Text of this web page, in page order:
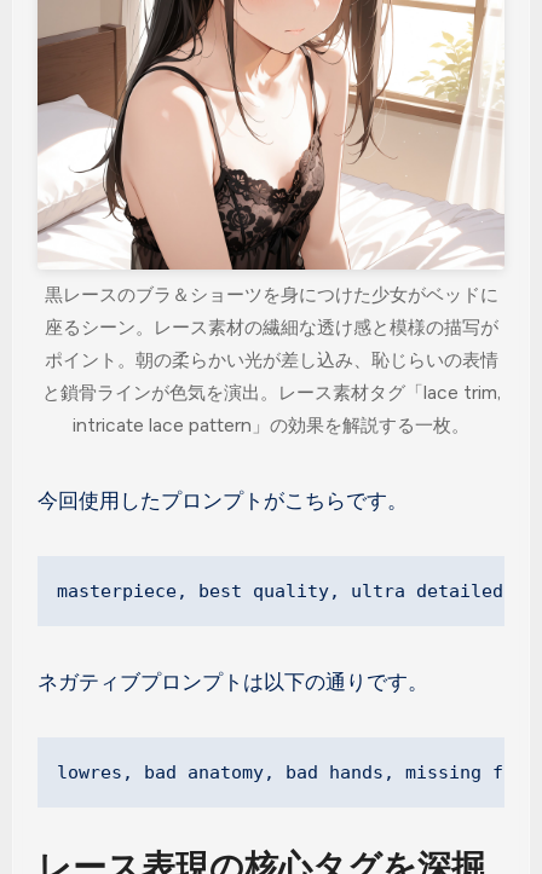
黒レースのブラ＆ショーツを身につけた少女がベッドに
座るシーン。レース素材の繊細な透け感と模様の描写が
ポイント。朝の柔らかい光が差し込み、恥じらいの表情
と鎖骨ラインが色気を演出。レース素材タグ「lace trim,
intricate lace pattern」の効果を解説する一枚。
今回使用したプロンプトがこちらです。
masterpiece, best quality, ultra detailed,
ネガティブプロンプトは以下の通りです。
lowres, bad anatomy, bad hands, missing